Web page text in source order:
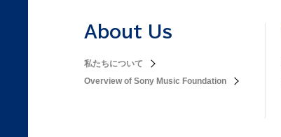
About Us
私たちについて
Overview of Sony Music Foundation